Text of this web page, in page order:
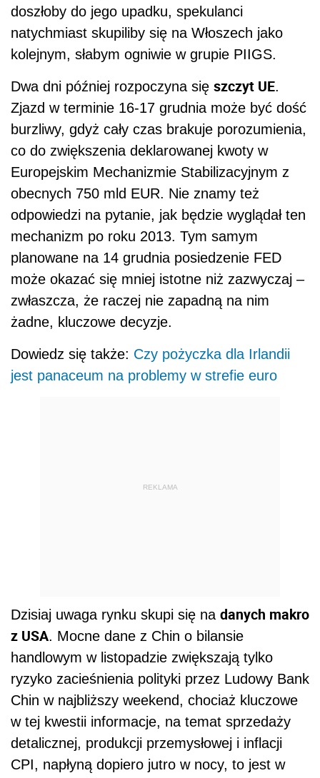
doszłoby do jego upadku, spekulanci
natychmiast skupiliby się na Włoszech jako
kolejnym, słabym ogniwie w grupie PIIGS.
Dwa dni później rozpoczyna się szczyt UE.
Zjazd w terminie 16-17 grudnia może być dość
burzliwy, gdyż cały czas brakuje porozumienia,
co do zwiększenia deklarowanej kwoty w
Europejskim Mechanizmie Stabilizacyjnym z
obecnych 750 mld EUR. Nie znamy też
odpowiedzi na pytanie, jak będzie wyglądał ten
mechanizm po roku 2013. Tym samym
planowane na 14 grudnia posiedzenie FED
może okazać się mniej istotne niż zazwyczaj –
zwłaszcza, że raczej nie zapadną na nim
żadne, kluczowe decyzje.
Dowiedz się także: Czy pożyczka dla Irlandii
jest panaceum na problemy w strefie euro
REKLAMA
Dzisiaj uwaga rynku skupi się na danych makro
z USA. Mocne dane z Chin o bilansie
handlowym w listopadzie zwiększają tylko
ryzyko zacieśnienia polityki przez Ludowy Bank
Chin w najbliższy weekend, chociaż kluczowe
w tej kwestii informacje, na temat sprzedaży
detalicznej, produkcji przemysłowej i inflacji
CPI, napłyną dopiero jutro w nocy, to jest w